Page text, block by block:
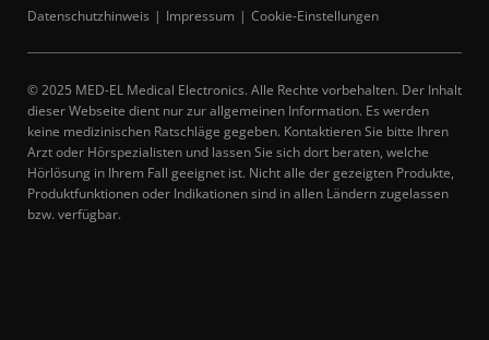
Datenschutzhinweis
Impressum Cookie-Einstellungen
© 2025 MED-EL Medical Electronics. Alle Rechte vorbehalten. Der Inhalt
dieser Webseite dient nur zur allgemeinen Information. Es werden
keine medizinischen Ratschläge gegeben. Kontaktieren Sie bitte Ihren
Arzt oder Hörspezialisten und lassen Sie sich dort beraten, welche
Hörlösung in Ihrem Fall geeignet ist. Nicht alle der gezeigten Produkte,
Produktfunktionen oder Indikationen sind in allen Ländern zugelassen
bzw. verfügbar.